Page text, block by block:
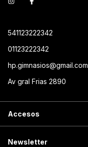
541123222342
01123222342
hp.gimnasios@gmail.com
Av gral Frias 2890
Accesos
Newsletter